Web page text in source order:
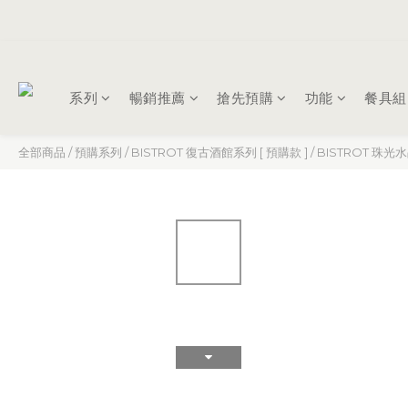
系列 暢銷推薦 搶先預購 功能 餐具組
全部商品 /預購系列 /BISTROT 復古酒館系列 [ 預購款 ] /BISTROT 珠光